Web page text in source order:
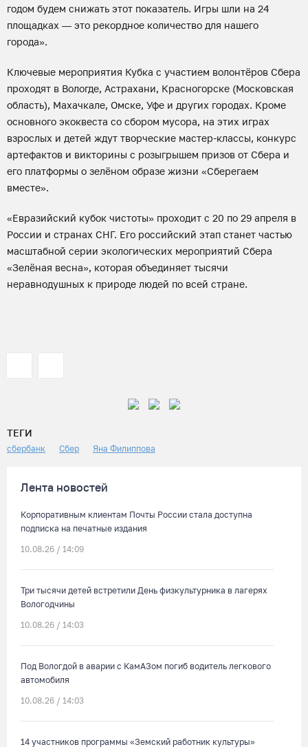
годом будем снижать этот показатель. Игры шли на 24
площадках — это рекордное количество для нашего
города».
Ключевые мероприятия Кубка с участием волонтёров Сбера
проходят в Вологде, Астрахани, Красногорске (Московская
область), Махачкале, Омске, Уфе и других городах. Кроме
основного экоквеста со сбором мусора, на этих играх
взрослых и детей ждут творческие мастер-классы, конкурс
артефактов и викторины с розыгрышем призов от Сбера и
его платформы о зелёном образе жизни «Сберегаем
вместе».
«Евразийский кубок чистоты» проходит с 20 по 29 апреля в
России и странах СНГ. Его российский этап станет частью
масштабной серии экологических мероприятий Сбера
«Зелёная весна», которая объединяет тысячи
неравнодушных к природе людей по всей стране.
ТЕГИ
сбербанк Сбер Яна Филиппова
Лента новостей
Корпоративным клиентам Почты России стала доступна
подписка на печатные издания
10.08.26 / 14:09
Три тысячи детей встретили День физкультурника в лагерях
Вологодчины
10.08.26 / 14:03
Под Вологдой в аварии с КамАЗом погиб водитель легкового
автомобиля
10.08.26 / 14:03
14 участников программы «Земский работник культуры»